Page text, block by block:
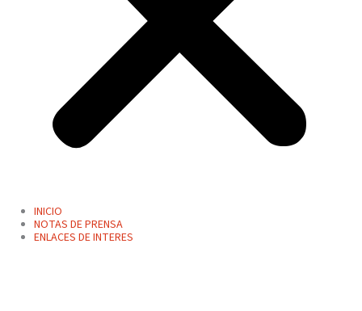
INICIO
NOTAS DE PRENSA
ENLACES DE INTERES